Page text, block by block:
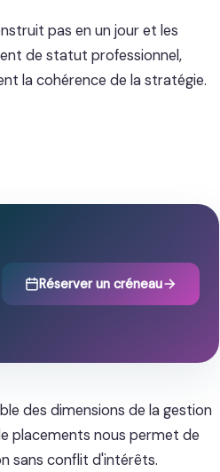
pas en un jour et les
de statut professionnel,
la cohérence de la stratégie.
Réserver un créneau
des dimensions de la gestion
placements nous permet de
sans conflit d'intérêts.